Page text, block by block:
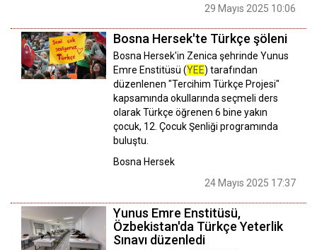
29 Mayıs 2025 10:06
Bosna Hersek'te Türkçe şöleni
Bosna Hersek'in Zenica şehrinde Yunus
Emre Enstitüsü (YEE) tarafından
düzenlenen "Tercihim Türkçe Projesi"
kapsamında okullarında seçmeli ders
olarak Türkçe öğrenen 6 bine yakın
çocuk, 12. Çocuk Şenliği programında
buluştu.
Bosna Hersek
24 Mayıs 2025 17:37
Yunus Emre Enstitüsü,
Özbekistan'da Türkçe Yeterlik
Sınavı düzenledi